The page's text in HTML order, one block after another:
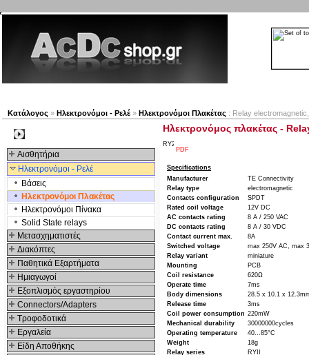
Κατάλογος » Ηλεκτρονόμοι - Ρελέ » Ηλεκτρονόμοι Πλακέτας : Relay
Αισθητήρια
Ηλεκτρονόμοι - Ρελέ
Βάσεις
Ηλεκτρονόμοι Πλακέτας
Ηλεκτρονόμοι Πίνακα
Solid State relays
Μετασχηματιστές
Διακόπτες
Παθητικά Εξαρτήματα
Hμιαγωγοί
Εξοπλισμός εργαστηρίου
Connectors/Adapters
Τροφοδοτικά
Εργαλεία
Είδη Αποθήκης
Ηλεκτρονόμος πλακέτας -
PDF
Specifications
Manufacturer
TE Connectivity
Relay type
electromagnetic
Contacts configuration
SPDT
Rated coil voltage
12V DC
AC contacts rating
8 A / 250 VAC
DC contacts rating
8 A / 30 VDC
Contact current max.
8A
Switched voltage
max 250V AC, max
Relay variant
miniature
Mounting
PCB
Coil resistance
620Ω
Operate time
7ms
Body dimensions
28.5 x 10.1 x
Release time
3ms
Coil power consumption 220mW
Mechanical durability
30000000cycles
Operating temperature
40...85°C
Weight
18g
Relay series
RYII